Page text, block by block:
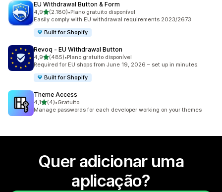
EU Withdrawal Button & Form
4,9de 5 estrelas
(2.180)
2180 total de avaliações
•Plano gratuito disponível
Easily comply with EU withdrawal requirements 2023/2673
Built for Shopify
Revoq ‑ EU Withdrawal Button
4,9de 5 estrelas
(485)
485 total de avaliações
•Plano gratuito disponível
Required for EU shops from June 19, 2026 – set up in minutes.
Built for Shopify
Theme Access
4,1de 5 estrelas
(4)
4 total de avaliações
•Gratuito
Manage passwords for each developer working on your themes
Quer adicionar uma
aplicação?